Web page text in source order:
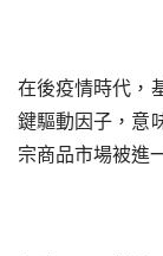
在後疫情時代，
鍵驅動因子，意
宗商品市場被進